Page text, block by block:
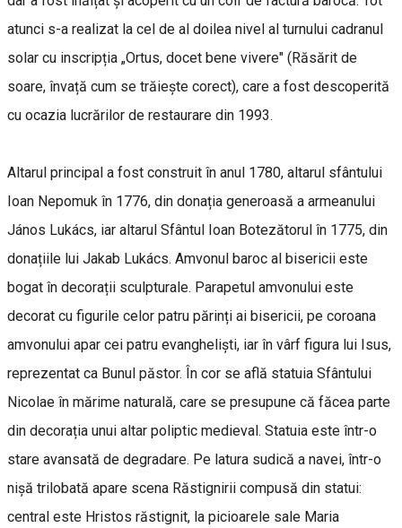
atunci s-a realizat la cel de al doilea nivel al turnului cadranul
solar cu inscripția „Ortus, docet bene vivere" (Răsărit de
soare, învață cum se trăiește corect), care a fost descoperită
cu ocazia lucrărilor de restaurare din 1993.
Altarul principal a fost construit în anul 1780, altarul sfântului
Ioan Nepomuk în 1776, din donația generoasă a armeanului
János Lukács, iar altarul Sfântul Ioan Botezătorul în 1775, din
donațiile lui Jakab Lukács. Amvonul baroc al bisericii este
bogat în decorații sculpturale. Parapetul amvonului este
decorat cu figurile celor patru părinți ai bisericii, pe coroana
amvonului apar cei patru evangheliști, iar în vârf figura lui Isus,
reprezentat ca Bunul păstor. În cor se află statuia Sfântului
Nicolae în mărime naturală, care se presupune că făcea parte
din decorația unui altar poliptic medieval. Statuia este într-o
stare avansată de degradare. Pe latura sudică a navei, într-o
nișă trilobată apare scena Răstignirii compusă din statui:
central este Hristos răstignit, la picioarele sale Maria